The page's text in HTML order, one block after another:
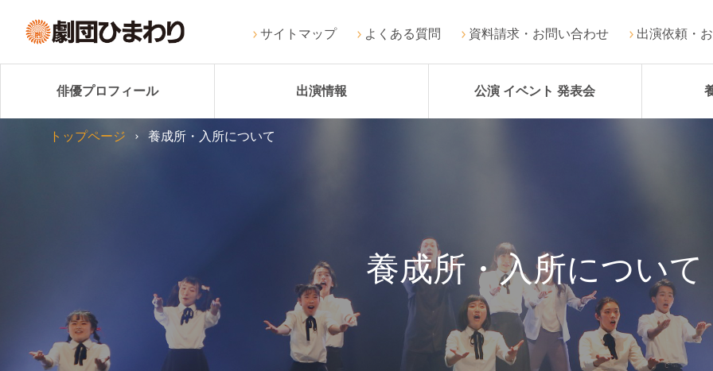
サイトマップ よくある質問 資料請求・お問い合わせ 出演依頼・
俳優プロフィール 出演情報 公演 イベント 発表会
養成所・入所について
トップページ 養成所・入所について